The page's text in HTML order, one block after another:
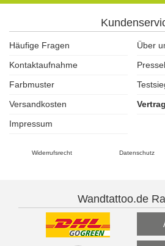
Häufige Fragen
Über
Kontaktaufnahme
Farbmuster
Versandkosten
Impressum
Widerrufsrecht Datenschutz
Wandtattoo.de